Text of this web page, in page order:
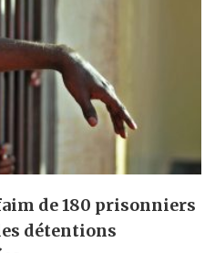
de 180 prisonniers
détentions